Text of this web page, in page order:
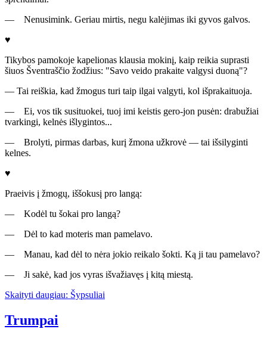
— Nenusimink. Geriau mirtis, negu kalėjimas iki gyvos galvos.
♥
Tikybos pamokoje kapelionas klausia mokinį, kaip reikia suprasti
šiuos Šventraščio žodžius: "Savo veido prakaite valgysi duoną"?
— Tai reiškia, kad žmogus turi taip ilgai valgyti, kol išprakaituoja.
— Ei, vos tik susituokei, tuoj imi keistis gero-jon pusėn: drabužiai
tvarkingi, kelnės išlygintos...
— Brolyti, pirmas darbas, kurį žmona užkrovė — tai išsilyginti
kelnes.
♥
Praeivis į žmogų, iššokusį pro langą:
— Kodėl tu šokai pro langą?
— Dėl to kad moteris man pamelavo.
— Manau, kad dėl to nėra jokio reikalo šokti. Ką ji tau pamelavo?
— Ji sakė, kad jos vyras išvažiavęs į kitą miestą.
Skaityti daugiau: Šypsuliai
Trumpai